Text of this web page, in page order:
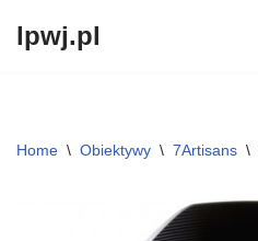
lpwj.pl
Home \ Obiektywy \ 7Artisans \